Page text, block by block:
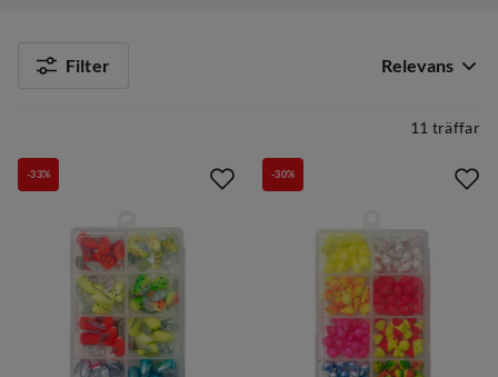
Filter Relevans
11 träffar
-33% -30%